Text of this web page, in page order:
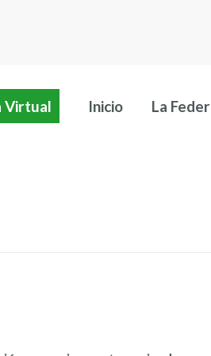
Virtual Inicio La